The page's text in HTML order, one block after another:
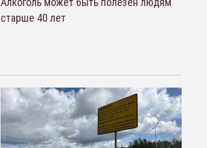
старше 40 лет